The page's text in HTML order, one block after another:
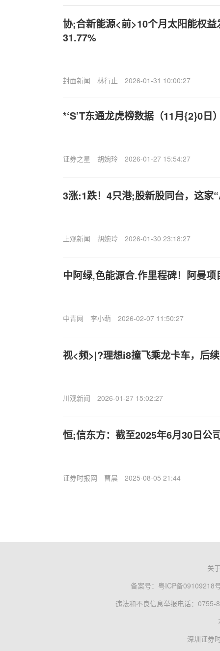
协;合新能源<前>10个月太阳能权
31.77%
封面新闻 林行止 2026-01-31 10:00:27
*‘S’T东通龙虎榜数据（11月{2}0日
证券之星 胡婉玲 2026-01-27 15:54:27
3涨:1跌！4只港;股新股同台，这家
上观新闻 胡婉玲 2026-01-30 23:18:27
中阿绿,色能源合.作里程碑！阿曼
中青网 李小萌 2026-02-07 11:50:27
视<频>|?理想i8撞飞乘龙卡车，后
川观新闻 2026-01-27 15:02:27
恒;信东方：截至2025年6月30日公
证券时报网 曹晨 2025-08-05 21:44
关
备案号： 粤ICP备09109218
违法和不良信息举报电话：0755-
深圳证券